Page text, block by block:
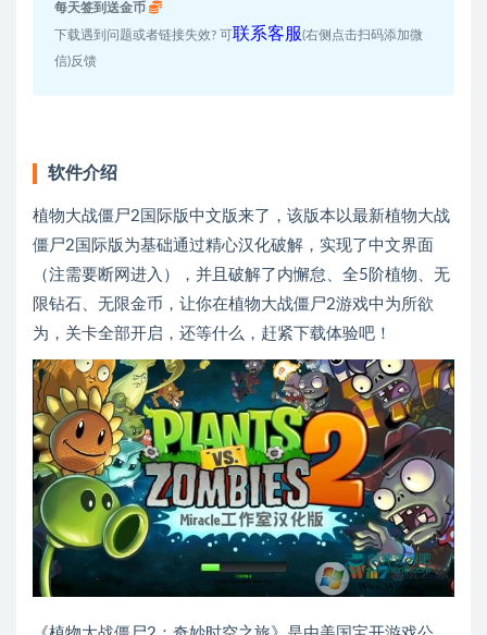
每天签到送金币
下载遇到问题或者链接失效? 可联系客服(右侧点击扫码添加微
信)反馈
软件介绍
植物大战僵尸2国际版中文版来了，该版本以最新植物大战
僵尸2国际版为基础通过精心汉化破解，实现了中文界面
（注需要断网进入），并且破解了内懈怠、全5阶植物、无
限钻石、无限金币，让你在植物大战僵尸2游戏中为所欲
为，关卡全部开启，还等什么，赶紧下载体验吧！